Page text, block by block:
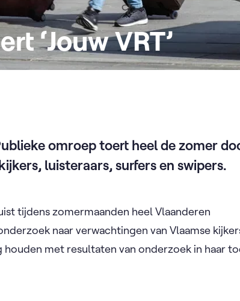
‘Jouw VRT’
omroep toert heel de zomer
luisteraars, surfers en swipers.
tijdens zomermaanden heel Vlaanderen
naar verwachtingen van Vlaamse
houden met resultaten van onderzoek in haar